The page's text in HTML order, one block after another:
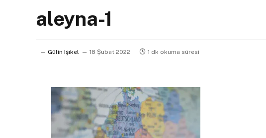
aleyna-1
Gülin Işıkel 18 Şubat 2022 1 dk okuma süresi